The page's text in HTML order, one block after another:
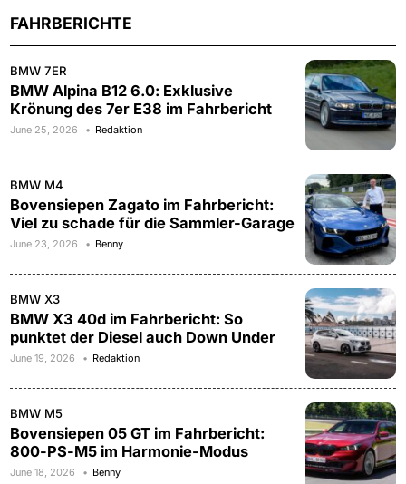
FAHRBERICHTE
BMW 7ER
BMW Alpina B12 6.0: Exklusive
Krönung des 7er E38 im Fahrbericht
June 25, 2026 Redaktion
BMW M4
Bovensiepen Zagato im Fahrbericht:
Viel zu schade für die Sammler-Garage
June 23, 2026 Benny
BMW X3
BMW X3 40d im Fahrbericht: So
punktet der Diesel auch Down Under
June 19, 2026 Redaktion
BMW M5
Bovensiepen 05 GT im Fahrbericht:
800-PS-M5 im Harmonie-Modus
June 18, 2026 Benny